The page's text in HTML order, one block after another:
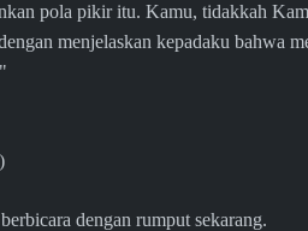
pola pikir itu. Kamu, tidakkah
menjelaskan kepadaku bahwa
dengan rumput sekarang.